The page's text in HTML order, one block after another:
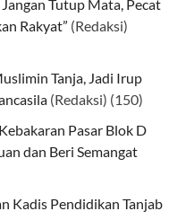
Tutup Mata, Pecat
Rakyat” (Redaksi)
Tanja, Jadi Irup
(Redaksi) (150)
Pasar Blok D
dan Beri Semangat
Kadis Pendidikan Tanjab